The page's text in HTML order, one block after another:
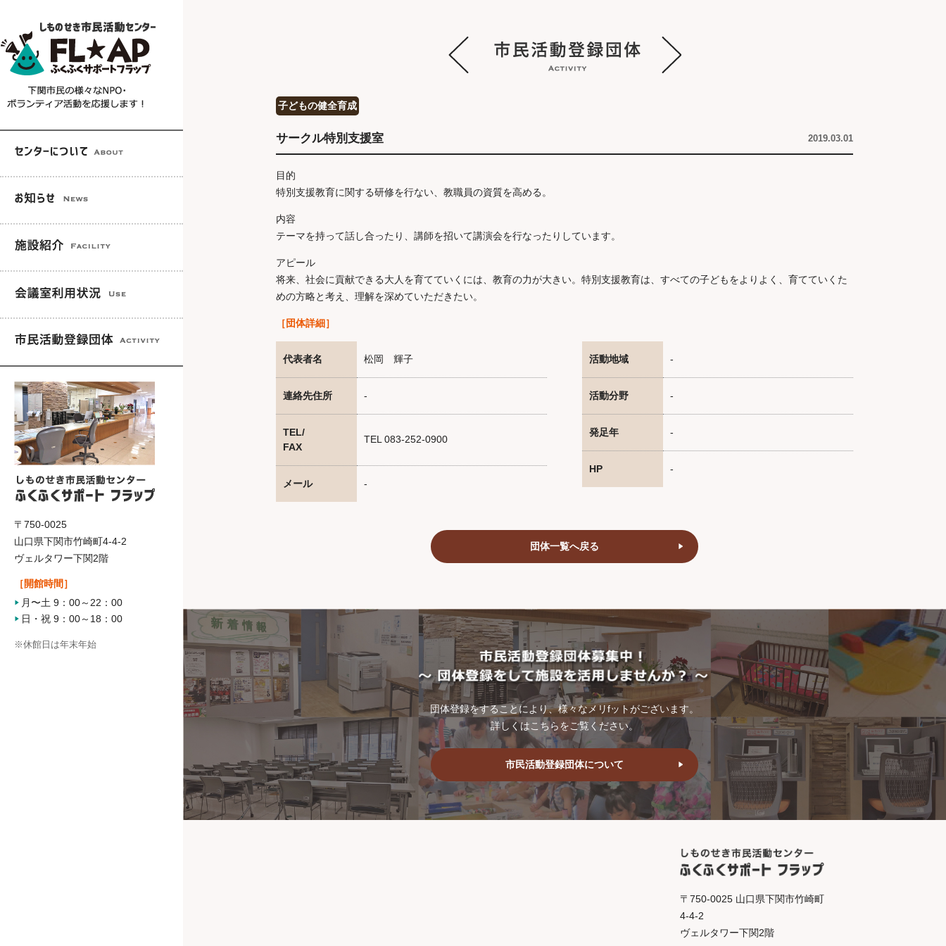
〒750-0025
山口県下関市竹崎町4-4-2
ヴェルタワー下関2階
［開館時間］
月〜土 9：00～22：00
日・祝 9：00～18：00
※休館日は年末年始
子どもの健全育成
サークル特別支援室 2019.03.01
目的
特別支援教育に関する研修を行ない、教職員の資質を高める。
内容
テーマを持って話し合ったり、講師を招いて講演会を行なったりしています。
アピール
将来、社会に貢献できる大人を育てていくには、教育の力が大きい。特別支援教育は、すべての子どもをよりよく、育てていくた
めの方略と考え、理解を深めていただきたい。
［団体詳細］
代表者名 松岡 輝子
連絡先住所 -
TEL/
FAX
TEL 083-252-0900
メール -
活動地域 -
活動分野 -
発足年 -
HP -
団体一覧へ戻る
団体登録をすることにより、様々なメリfットがございます。
詳しくはこちらをご覧ください。
市民活動登録団体について
〒750-0025 山口県下関市竹崎町
4-4-2
ヴェルタワー下関2階